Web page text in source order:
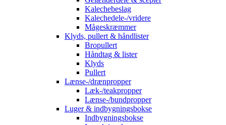
Kalechebeslag
Kalechedele-/vridere
Mågeskræmmer
Klyds, pullert & håndlister
Bropullert
Håndtag & lister
Klyds
Pullert
Lænse-/drænpropper
Læk-/teakpropper
Lænse-/bundpropper
Luger & indbygningsbokse
Indbygningsbokse